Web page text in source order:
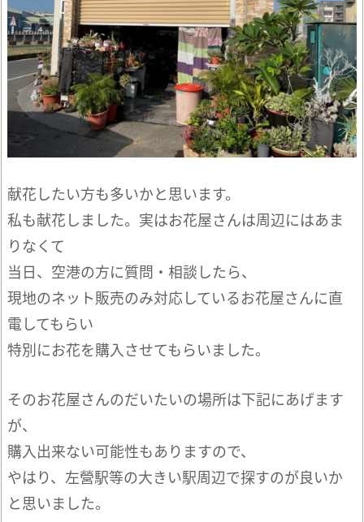
献花したい方も多いかと思います。
私も献花しました。実はお花屋さんは周辺にはあま
りなくて
当日、空港の方に質問・相談したら、
現地のネット販売のみ対応しているお花屋さんに直
電してもらい
特別にお花を購入させてもらいました。
そのお花屋さんのだいたいの場所は下記にあげます
が、
購入出来ない可能性もありますので、
やはり、左營駅等の大きい駅周辺で探すのが良いか
と思いました。